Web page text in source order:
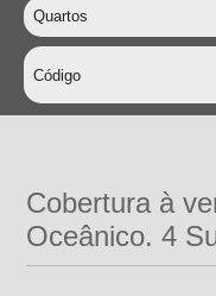
Cobertura à
Oceânico. 4